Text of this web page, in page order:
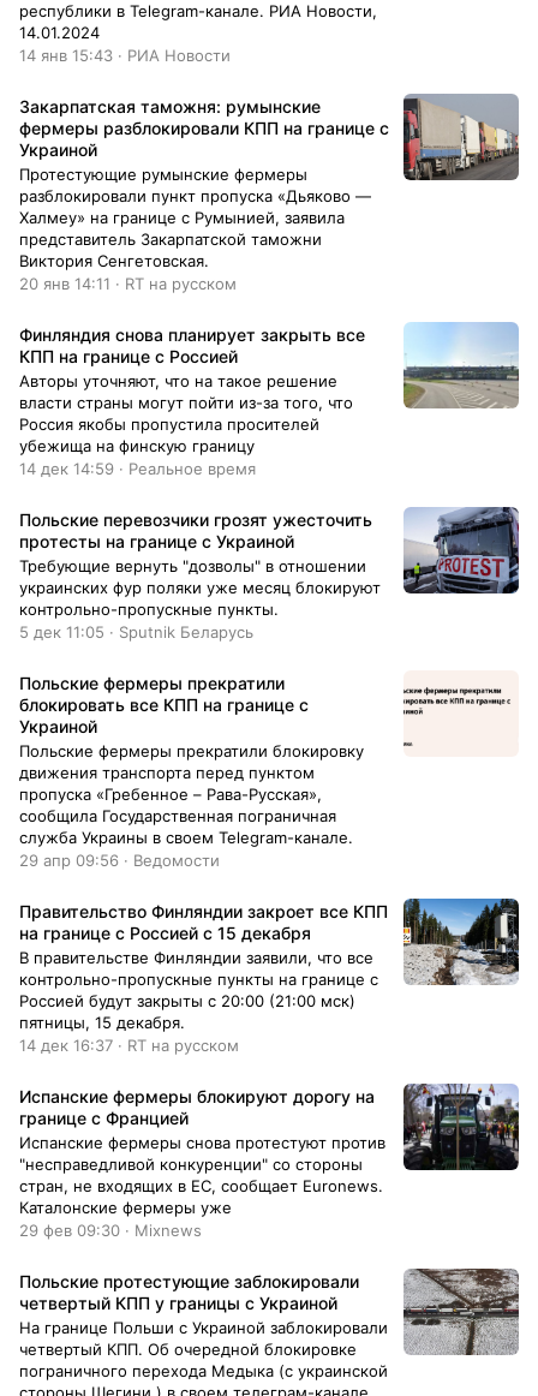
республики в Telegram-канале. РИА Новости,
14.01.2024
14 янв 15:43 · РИА Новости
Закарпатская таможня: румынские
фермеры разблокировали КПП на границе с
Украиной
Протестующие румынские фермеры
разблокировали пункт пропуска «Дьяково —
Халмеу» на границе с Румынией, заявила
представитель Закарпатской таможни
Виктория Сенгетовская.
20 янв 14:11 · RT на русском
Финляндия снова планирует закрыть все
КПП на границе с Россией
Авторы уточняют, что на такое решение
власти страны могут пойти из-за того, что
Россия якобы пропустила просителей
убежища на финскую границу
14 дек 14:59 · Реальное время
Польские перевозчики грозят ужесточить
протесты на границе с Украиной
Требующие вернуть "дозволы" в отношении
украинских фур поляки уже месяц блокируют
контрольно-пропускные пункты.
5 дек 11:05 · Sputnik Беларусь
Польские фермеры прекратили
блокировать все КПП на границе с
Украиной
Польские фермеры прекратили блокировку
движения транспорта перед пунктом
пропуска «Гребенное – Рава-Русская»,
сообщила Государственная пограничная
служба Украины в своем Telegram-канале.
29 апр 09:56 · Ведомости
Правительство Финляндии закроет все КПП
на границе с Россией с 15 декабря
В правительстве Финляндии заявили, что все
контрольно-пропускные пункты на границе с
Россией будут закрыты с 20:00 (21:00 мск)
пятницы, 15 декабря.
14 дек 16:37 · RT на русском
Испанские фермеры блокируют дорогу на
границе с Францией
Испанские фермеры снова протестуют против
"несправедливой конкуренции" со стороны
стран, не входящих в ЕС, сообщает Euronews.
Каталонские фермеры уже
29 фев 09:30 · Mixnews
Польские протестующие заблокировали
четвертый КПП у границы с Украиной
На границе Польши с Украиной заблокировали
четвертый КПП. Об очередной блокировке
пограничного перехода Медыка (с украинской